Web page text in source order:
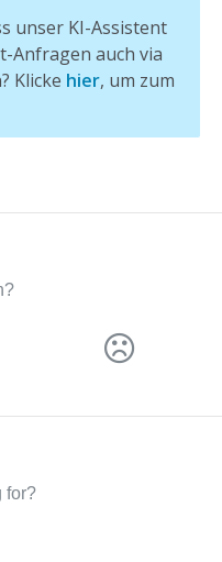
unser KI-Assistent
Anfragen auch via
Klicke hier, um zum
for?